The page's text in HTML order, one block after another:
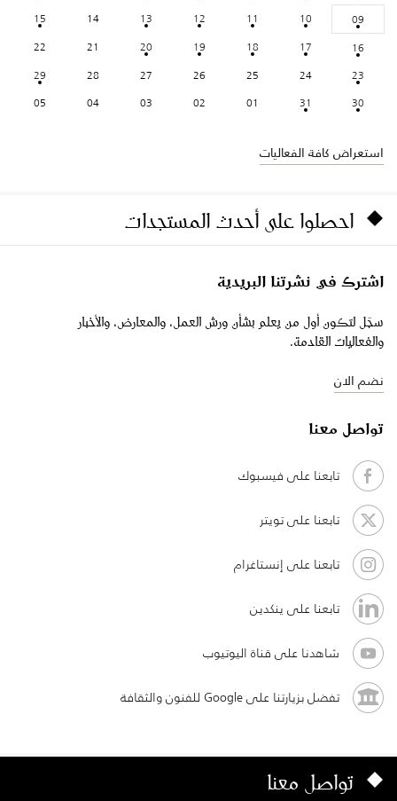
09
10
11
12
13
14
15
16
17
18
19
20
21
22
23
24
25
26
27
28
29
30
31
01
02
03
04
05
استعراض كافة الفعاليات
احصلوا على أحدث المستجدات
اشترك في نشرتنا البريدية
سجّل لتكون أول من يعلم بشأن ورش العمل، والمعارض، والأخبار
والفعاليات القادمة.
نضم الان
تواصل معنا
تابعنا على فيسبوك
تابعنا على تويتر
تابعنا على إنستاغرام
تابعنا على ينكدين
شاهدنا على قناة اليوتيوب
تفضل بزيارتنا على Google للفنون والثقافة
تواصل معنا